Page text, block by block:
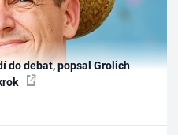
do debat, popsal Grolich